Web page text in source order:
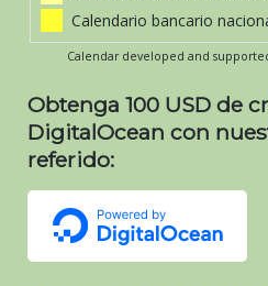
Calendario bancario
Calendar developed and
Obtenga 100 USD de
DigitalOcean con
referido: